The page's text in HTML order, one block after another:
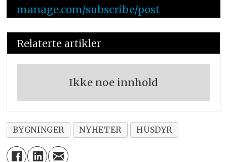
manage.com/subscribe/post
Relaterte artikler
Ikke noe innhold
BYGNINGER NYHETER HUSDYR